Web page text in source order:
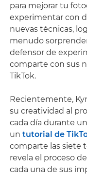
para mejorar tu
experimentar con
nuevas técnicas,
menudo
defensor de
comparte con sus
TikTok.
Recientemente,
su creatividad al
cada día durante
un tutorial de
comparte las siete
revela el proceso
cada una de sus